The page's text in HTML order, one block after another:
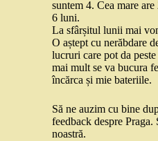
suntem 4. Cea mare
6 luni.
La sfârșitul lunii mai
O aștept cu nerăbdare
lucruri care pot da
mai mult se va bucura
încărca și mie bateriile.
Să ne auzim cu bine
feedback despre
noastră.